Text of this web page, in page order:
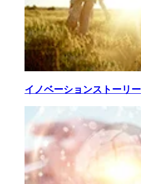
イノベーションストーリー